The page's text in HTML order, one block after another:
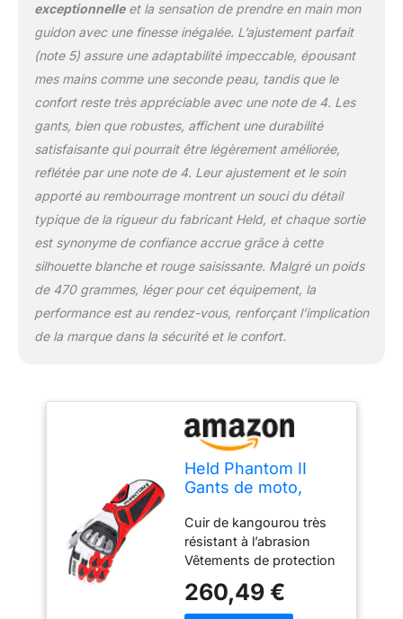
exceptionnelleet la sensation de prendre en main mon
guidon avec une finesse inégalée. L’ajustement parfait
(note 5) assure une adaptabilité impeccable, épousant
mes mains comme une seconde peau, tandis que le
confort reste très appréciable avec une note de 4. Les
gants, bien que robustes, affichent une durabilité
satisfaisante qui pourrait être légèrement améliorée,
reflétée par une note de 4. Leur ajustement et le soin
apporté au rembourrage montrent un souci du détail
typique de la rigueur du fabricant Held, et chaque sortie
est synonyme de confiance accrue grâce à cette
silhouette blanche et rouge saisissante. Malgré un poids
de 470 grammes, léger pour cet équipement, la
performance est au rendez-vous, renforçant l’implication
de la marque dans la sécurité et le confort.
Held Phantom II
Gants de moto,
Cuir de kangourou très
résistant à l’abrasion
Vêtements de protection
135942015) Grand teint
260,49 €